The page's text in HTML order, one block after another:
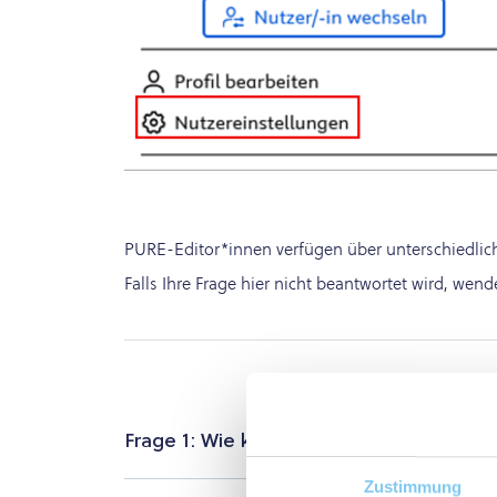
Zustimmung
PURE-Editor*innen verfügen über
Falls Ihre Frage hier nicht beantwortet wird,
Frage 1: Wie kann ich mich in PURE